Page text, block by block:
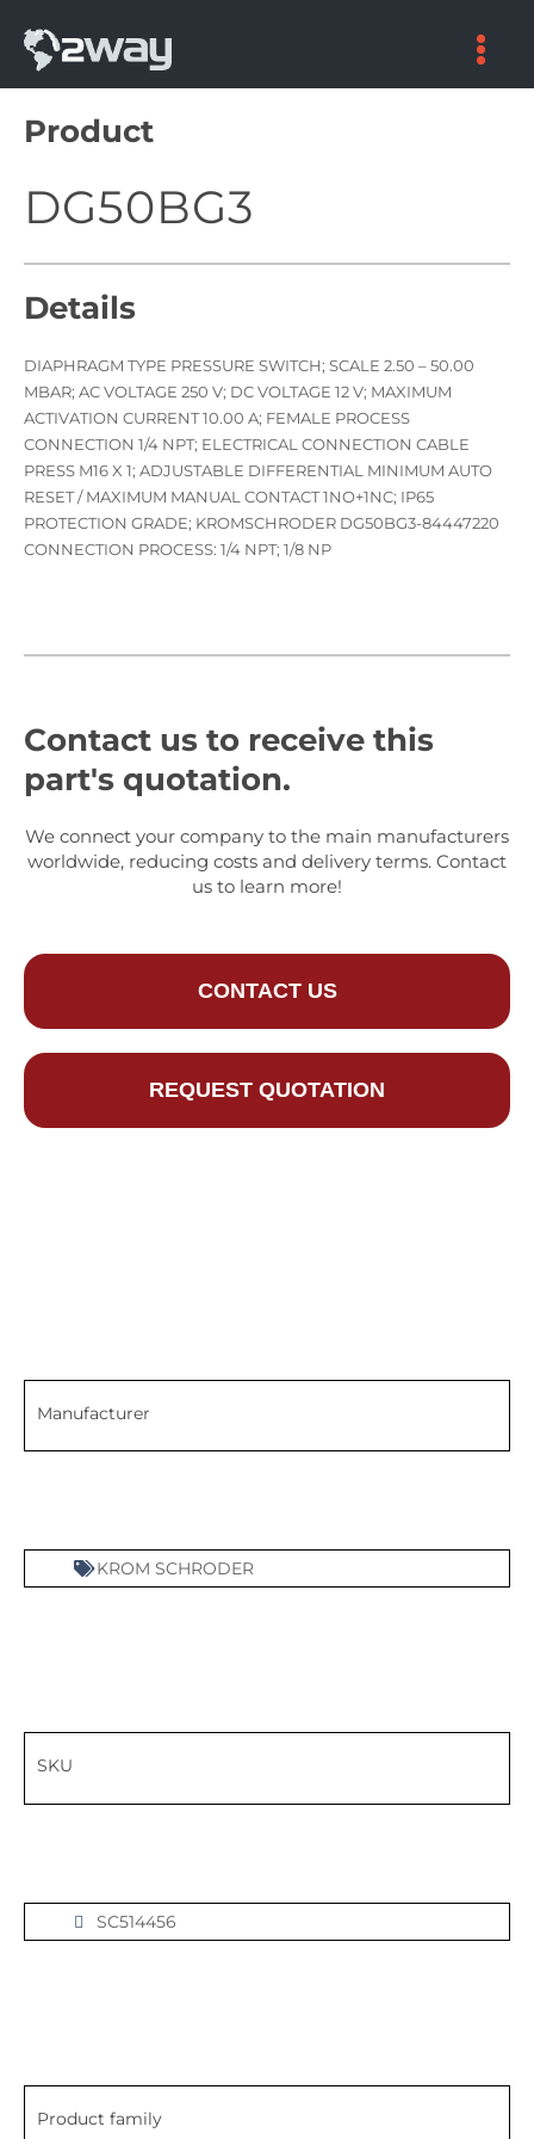
content
Product
DG50BG3
Details
DIAPHRAGM TYPE PRESSURE SWITCH; SCALE 2.50 – 50.00
MBAR; AC VOLTAGE 250 V; DC VOLTAGE 12 V; MAXIMUM
ACTIVATION CURRENT 10.00 A; FEMALE PROCESS
CONNECTION 1/4 NPT; ELECTRICAL CONNECTION CABLE
PRESS M16 X 1; ADJUSTABLE DIFFERENTIAL MINIMUM AUTO
RESET / MAXIMUM MANUAL CONTACT 1NO+1NC; IP65
PROTECTION GRADE; KROMSCHRODER DG50BG3-84447220
CONNECTION PROCESS: 1/4 NPT; 1/8 NP
Contact us to receive this
part's quotation.
We connect your company to the main manufacturers
worldwide, reducing costs and delivery terms. Contact
us to learn more!
CONTACT US
REQUEST QUOTATION
Manufacturer
KROM SCHRODER
SKU
SC514456
Product family